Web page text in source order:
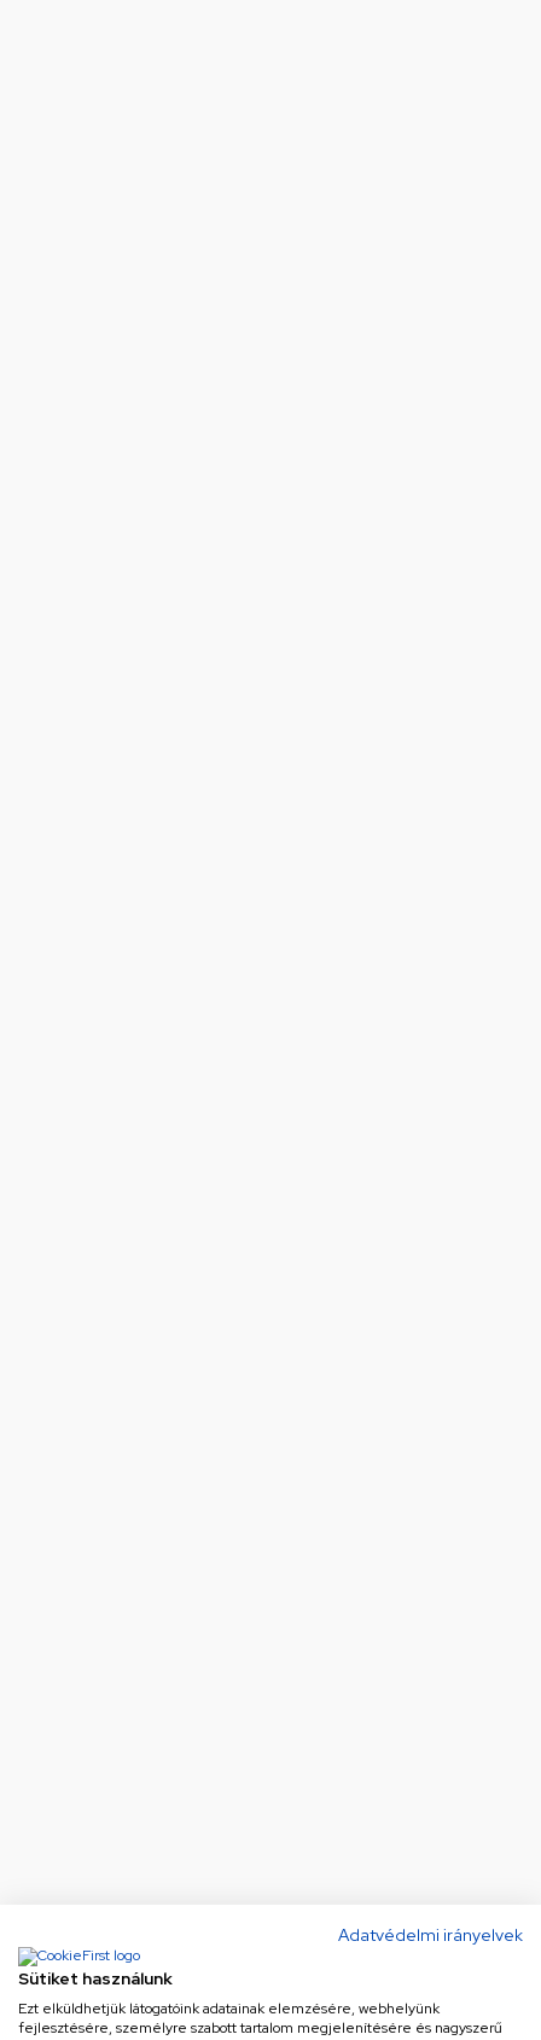
Adatvédelmi irányelvek
Sütiket használunk
Ezt elküldhetjük látogatóink adatainak elemzésére, webhelyünk
fejlesztésére, személyre szabott tartalom megjelenítésére és nagyszerű